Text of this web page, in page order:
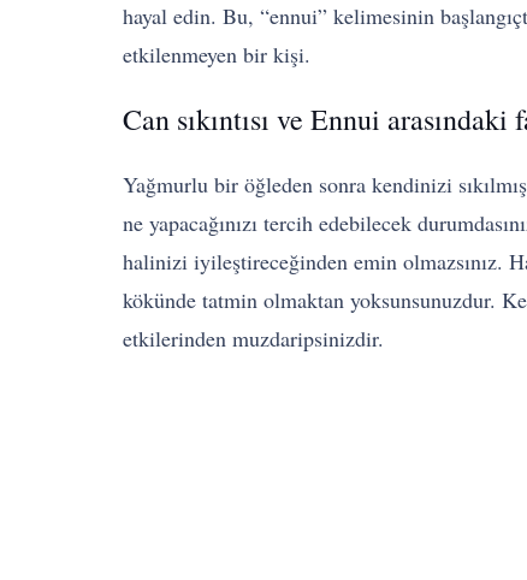
hayal edin. Bu, “ennui” kelimesinin
etkilenmeyen bir kişi.
Can sıkıntısı ve Ennui arasındaki
Yağmurlu bir öğleden sonra kendinizi
ne yapacağınızı tercih edebilecek
halinizi iyileştireceğinden emin olmazsınız.
kökünde tatmin olmaktan yoksunsunuzdur.
etkilerinden muzdaripsinizdir.